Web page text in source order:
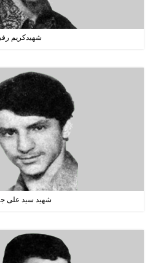
شهیدکریم
شهید سید علی